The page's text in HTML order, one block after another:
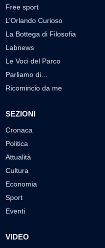
Free sport
L’Orlando Curioso
La Bottega di Filosofia
Labnews
Le Voci del Parco
Parliamo di…
Ricomincio da me
SEZIONI
Cronaca
Politica
Attualità
Cultura
Economia
Sport
Eventi
VIDEO